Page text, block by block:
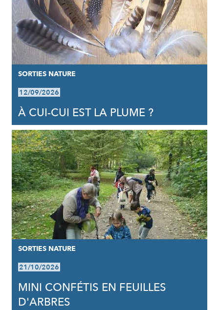
SORTIES NATURE
12/09/2026
À CUI-CUI EST LA PLUME ?
SORTIES NATURE
21/10/2026
MINI CONFÉTIS EN FEUILLES
D'ARBRES